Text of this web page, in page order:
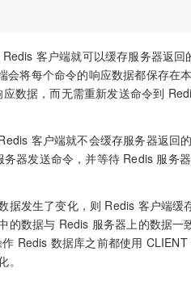
客户端就可以缓存服务器返回
将每个命令的响应数据都保存在
数据，而无需重新发送命令到
客户端就不会缓存服务器返回
器发送命令，并等待 Redis 服务
发生了变化，则 Redis 客户端缓
数据与 Redis 服务器上的数据一
Redis 数据库之前都使用